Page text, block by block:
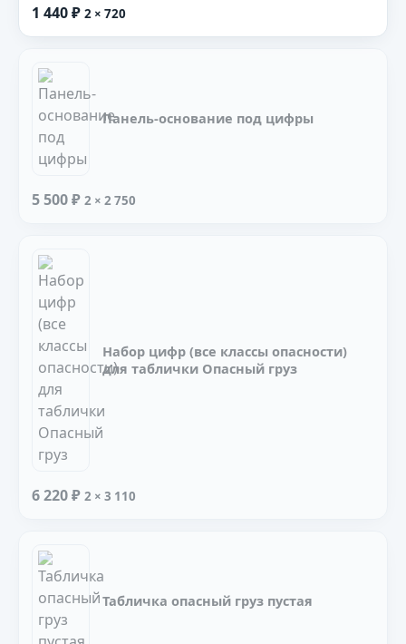
1 440 ₽ 2 × 720
Панель-основание под цифры
5 500 ₽ 2 × 2 750
Набор цифр (все классы опасности)
для таблички Опасный груз
6 220 ₽ 2 × 3 110
Табличка опасный груз пустая